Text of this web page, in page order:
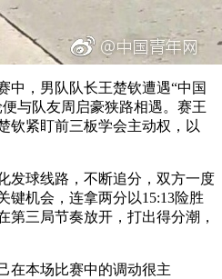
，男队队长王楚钦遭遇“中国
与队友周启豪狭路相遇。赛王
钦紧盯前三板学会主动权，以
球线路，不断追分，双方一度
键机会，连拿两分以15:13险胜
第三局节奏放开，打出得分潮，
本场比赛中的调动很主